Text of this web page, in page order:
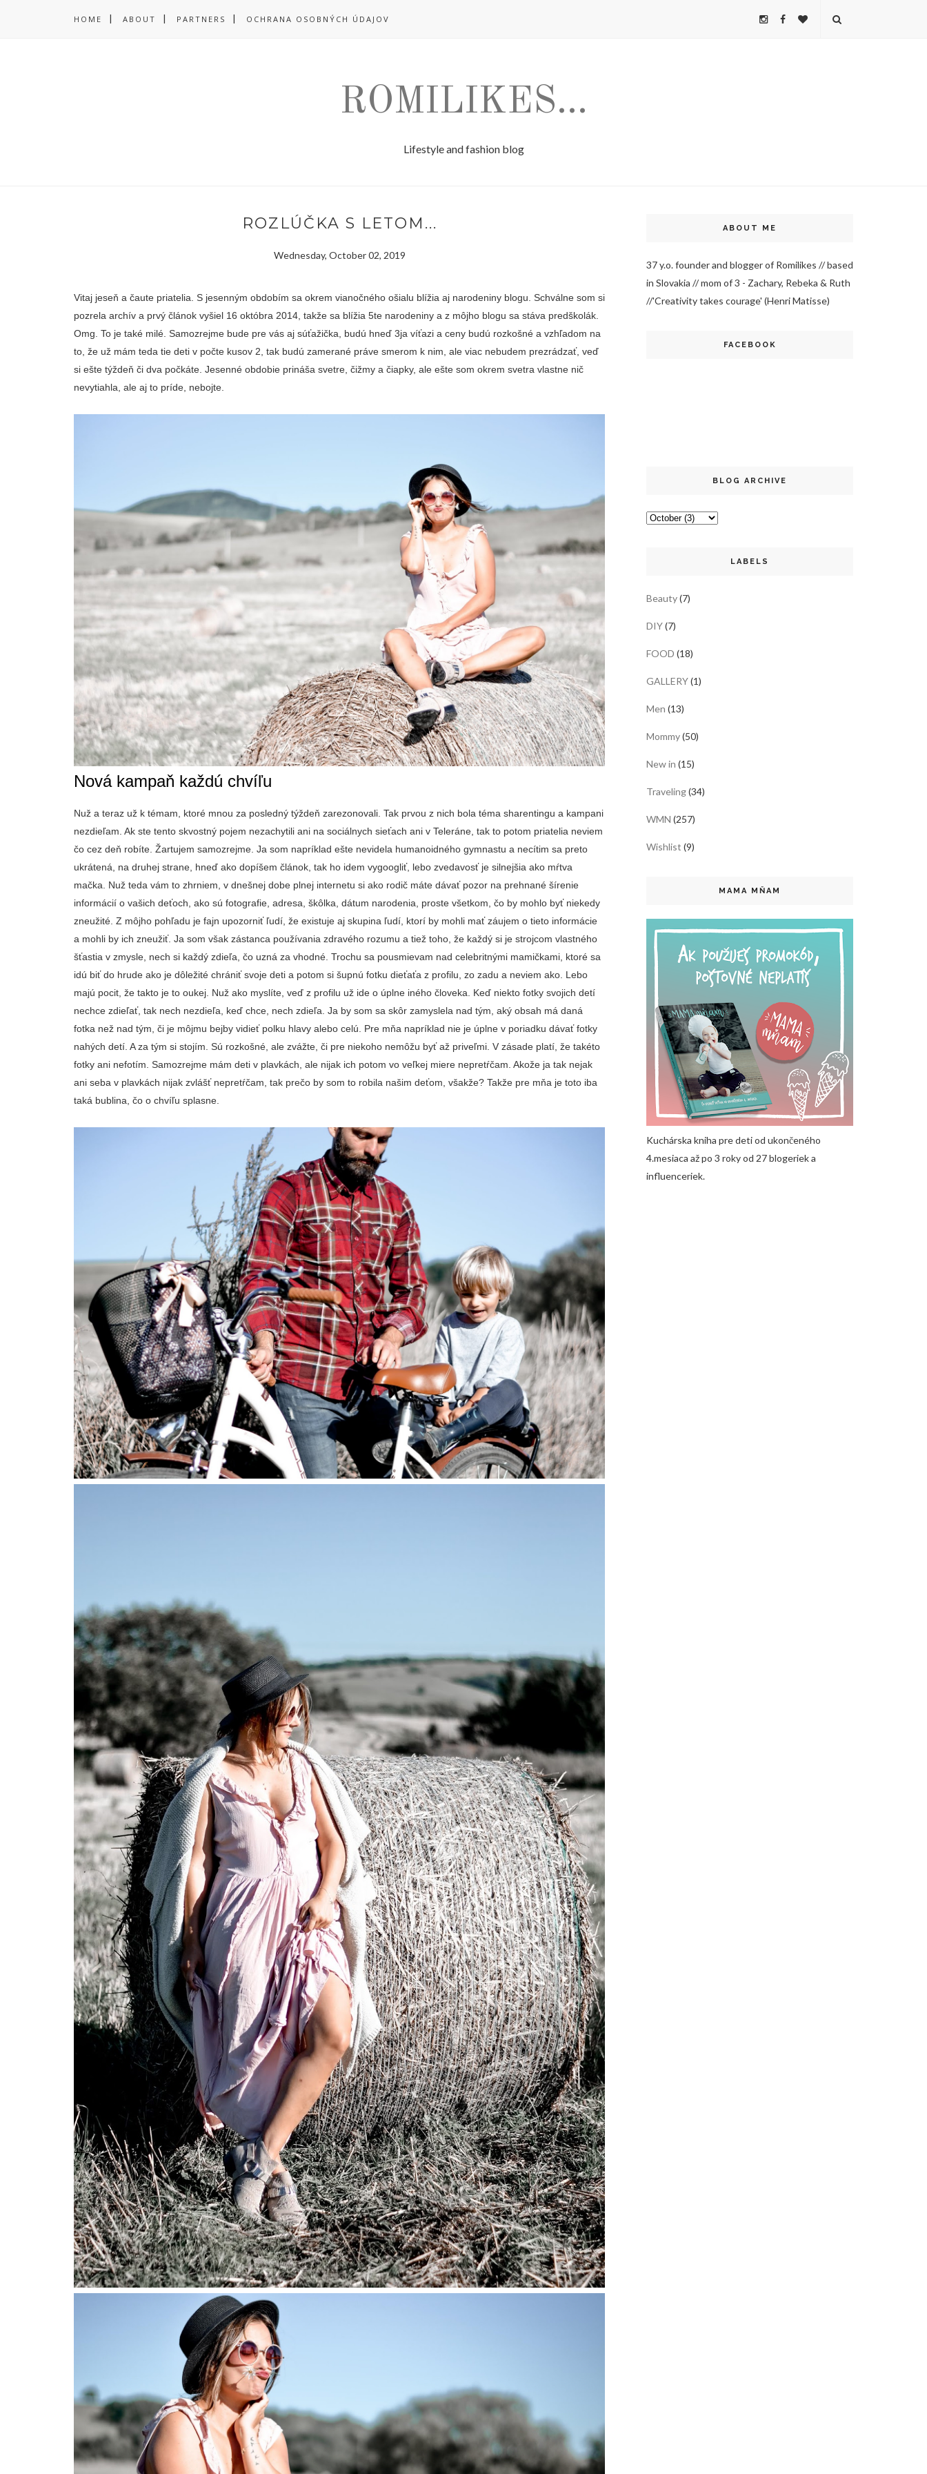
HOME ABOUT PARTNERS OCHRANA OSOBNÝCH ÚDAJOV
ROMILIKES...
Lifestyle and fashion blog
ROZLÚČKA S LETOM...
Wednesday, October 02, 2019
Vitaj jeseň a čaute priatelia. S jesenným obdobím sa okrem vianočného ošialu blížia aj narodeniny blogu. Schválne som si
pozrela archív a prvý článok vyšiel 16 októbra 2014, takže sa blížia 5te narodeniny a z môjho blogu sa stáva predškolák.
Omg. To je také milé. Samozrejme bude pre vás aj súťažička, budú hneď 3ja víťazi a ceny budú rozkošné a vzhľadom na
to, že už mám teda tie deti v počte kusov 2, tak budú zamerané práve smerom k nim, ale viac nebudem prezrádzať, veď
si ešte týždeň či dva počkáte. Jesenné obdobie prináša svetre, čižmy a čiapky, ale ešte som okrem svetra vlastne nič
nevytiahla, ale aj to príde, nebojte.
Nová kampaň každú chvíľu
Nuž a teraz už k témam, ktoré mnou za posledný týždeň zarezonovali. Tak prvou z nich bola téma sharentingu a kampani
nezdieľam. Ak ste tento skvostný pojem nezachytili ani na sociálnych sieťach ani v Teleráne, tak to potom priatelia neviem
čo cez deň robíte. Žartujem samozrejme. Ja som napríklad ešte nevidela humanoidného gymnastu a necítim sa preto
ukrátená, na druhej strane, hneď ako dopíšem článok, tak ho idem vygoogliť, lebo zvedavosť je silnejšia ako mŕtva
mačka. Nuž teda vám to zhrniem, v dnešnej dobe plnej internetu si ako rodič máte dávať pozor na prehnané šírenie
informácií o vašich deťoch, ako sú fotografie, adresa, škôlka, dátum narodenia, proste všetkom, čo by mohlo byť niekedy
zneužité. Z môjho pohľadu je fajn upozorniť ľudí, že existuje aj skupina ľudí, ktorí by mohli mať záujem o tieto informácie
a mohli by ich zneužiť. Ja som však zástanca používania zdravého rozumu a tiež toho, že každý si je strojcom vlastného
šťastia v zmysle, nech si každý zdieľa, čo uzná za vhodné. Trochu sa pousmievam nad celebritnými mamičkami, ktoré sa
idú biť do hrude ako je dôležité chrániť svoje deti a potom si šupnú fotku dieťaťa z profilu, zo zadu a neviem ako. Lebo
majú pocit, že takto je to oukej. Nuž ako myslíte, veď z profilu už ide o úplne iného človeka. Keď niekto fotky svojich detí
nechce zdieľať, tak nech nezdieľa, keď chce, nech zdieľa. Ja by som sa skôr zamyslela nad tým, aký obsah má daná
fotka než nad tým, či je môjmu bejby vidieť polku hlavy alebo celú. Pre mňa napríklad nie je úplne v poriadku dávať fotky
nahých detí. A za tým si stojím. Sú rozkošné, ale zvážte, či pre niekoho nemôžu byť až priveľmi. V zásade platí, že takéto
fotky ani nefotím. Samozrejme mám deti v plavkách, ale nijak ich potom vo veľkej miere nepretŕčam. Akože ja tak nejak
ani seba v plavkách nijak zvlášť nepretŕčam, tak prečo by som to robila našim deťom, všakže? Takže pre mňa je toto iba
taká bublina, čo o chvíľu splasne.
ABOUT ME
37 y.o. founder and blogger of Romilikes // based
in Slovakia // mom of 3 - Zachary, Rebeka & Ruth
//'Creativity takes courage' (Henri Matisse)
FACEBOOK
BLOG ARCHIVE
LABELS
Beauty(7)
DIY(7)
FOOD (18)
GALLERY(1)
Men (13)
Mommy(50)
New in (15)
Traveling(34)
WMN (257)
Wishlist (9)
MAMA MŇAM
Kuchárska kniha pre deti od ukončeného
4.mesiaca až po 3 roky od 27 blogeriek a
influenceriek.